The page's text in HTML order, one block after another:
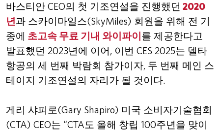
바스티안 CEO의 첫 기조연설을 진행했던 2020
년과 스카이마일스(SkyMiles) 회원을 위해 전 기
종에 초고속 무료 기내 와이파이를 제공한다고
발표했던 2023년에 이어, 이번 CES 2025는 델타
항공의 세 번째 박람회 참가이자, 두 번째 메인 스
테이지 기조연설의 자리가 될 것이다.
게리 샤피로(Gary Shapiro) 미국 소비자기술협회
(CTA) CEO는 “CTA도 올해 창립 100주년을 맞이